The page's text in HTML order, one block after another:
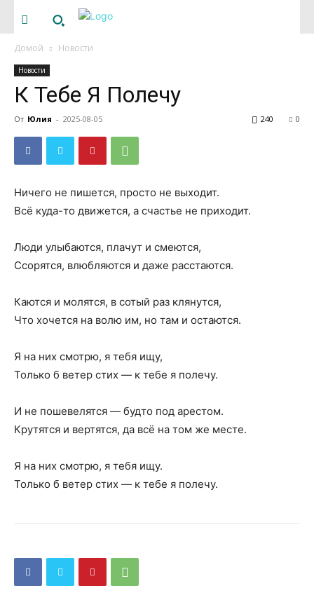
Домой Новости
Новости
К Тебе Я Полечу
От Юлия - 2025-08-05 0
240
Ничего не пишется, просто не выходит.
Всё куда-то движется, а счастье не приходит.
Люди улыбаются, плачут и смеются,
Ссорятся, влюбляются и даже расстаются.
Каются и молятся, в сотый раз клянутся,
Что хочется на волю им, но там и остаются.
Я на них смотрю, я тебя ищу,
Только б ветер стих — к тебе я полечу.
И не пошевелятся — будто под арестом.
Крутятся и вертятся, да всё на том же месте.
Я на них смотрю, я тебя ищу.
Только б ветер стих — к тебе я полечу.